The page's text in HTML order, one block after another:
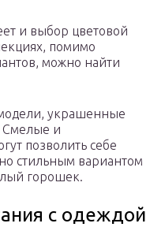
и выбор цветовой
помимо
можно найти
украшенные
Смелые и
позволить себе
стильным вариантом
горошек.
с одеждой